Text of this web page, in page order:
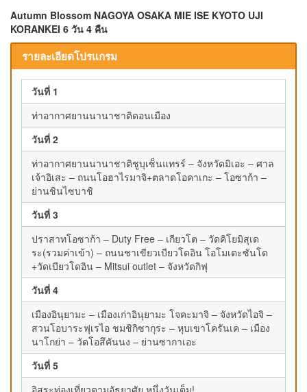
Autumn Blossom NAGOYA OSAKA MIE ISE KYOTO UJI
KORANKEI 6 วัน 4 คืน
รายละเอียดโปรแกรม
วันที่ 1
ท่าอากาศยานนานาชาติดอนเมือง
วันที่ 2
ท่าอากาศยานนานาชาติชูบุเซ็นแทรร์ – จังหวัดมิเอะ – ศาล
เจ้าอิเสะ – ถนนโอฮาไรมาจิ+ตลาดโอคาเกะ – โอซาก้า –
ย่านชินไซบาชิ
วันที่ 3
ปราสาทโอซาก้า – Duty Free – เกียวโต – วัดคิโยมิสุเด
ระ(รวมค่าเข้า) – ถนนชาเขียวเบียวโดอิน โอโมเตะซันโด
+วัดเบียวโดอิน – Mitsui outlet – จังหวัดกิฟุ
วันที่ 4
เมืองอินุยามะ – เมืองเก่าอินุยามะ โจคะมาจิ – จังหวัดไอจิ –
สวนโอบาระฟุเรไอ ชมชิกิซากุระ – หุบเขาโครันเค – เมือง
นาโกย่า – วัดโอสึคันนง – ย่านซากาเอะ
วันที่ 5
อิสระท่องเที่ยวตามอัธยาศัย หนึ่งวันเต็ม!